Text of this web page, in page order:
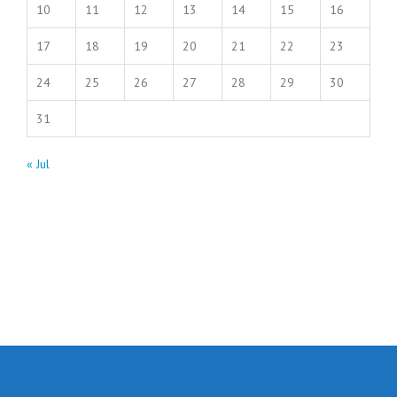
10 11 12 13 14 15 16
17 18 19 20 21 22 23
24 25 26 27 28 29 30
31
« Jul